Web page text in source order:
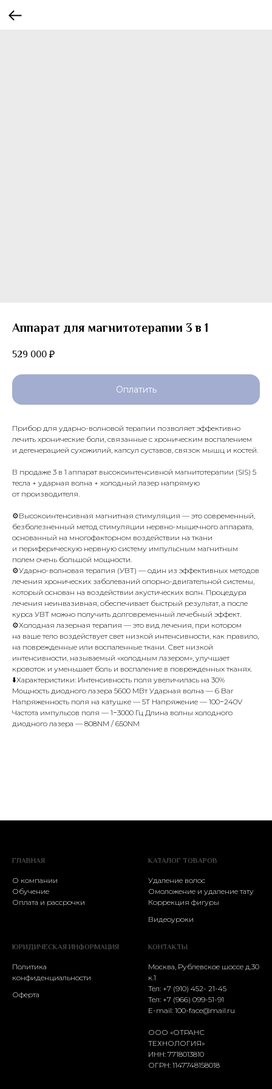
Аппарат для магнитотерапии 3 в 1
529 000₽
Оплатить
Прибор для ударно-волновой терапии позволяет эффективно
лечить хронические боли, связанные с хроническим воспалением
и дегенерацией сухожилий, капсул суставов, связок мышц и костей.
В продаже 3 в 1 аппарат высокоинтенсивной магнитотерапии (SIS) 5
тесла + ударная волна + холодный лазер напрямую
от производителя.
⚙️Высокоинтенсивная магнитная стимуляция — это современный,
безболезненный метод стимуляции нервно-мышечного аппарата,
основанный на многофакторном воздействии на ткани
и периферическую нервную систему импульсным магнитным
полем очень большой мощности.
⚙️Ударно-волновая терапия (УВТ) — один из эффективных методов
лечения хронических заболеваний опорно-двигательной системы,
который основан на воздействии акустических волн. Процедура
лечения неинвазивная, обеспечивает быстрый результат, а после
курса УВТ можно получить долговременный лечебный эффект.
⚙️Холодная лазерная терапия — это вид лечения, при котором
на ваше тело воздействует свет низкой интенсивности, как правило,
на поврежденные или воспаленные ткани. Свет низкой
интенсивности, называемый «холодным лазером», улучшает
кровоток и уменьшает боль и воспаление в поврежденных тканях.
⬇️Характеристики: Интенсивность поля увеличилась на 30%
Мощность диодного лазера 5600 МВт Ударная волна — 6 Bar
Напряженность поля на катушке — 5T Напряжение — 100−240V
Частота импульсов поля — 1−3000 Гц Длина волны холодного
диодного лазера — 808NM / 650NM
ГЛАВНАЯ
О компании
Обучение
Оплата и рассрочки
КАТАЛОГ ТОВАРОВ
Удаление волос
Омоложение и удаление тату
Коррекция фигуры
Видеоуроки
ЮРИДИЧЕСКАЯ ИНФОРМАЦИЯ
Политика
конфиденциальности
Оферта
КОНТАКТЫ
Москва, Рублевское шоссе д.30
к.1
Тел: +7 (910) 452- 21-45
Тел: +7 (966) 099-51-91
E-mail: 100-face@mail.ru
ООО «ОТРАНС
ТЕХНОЛОГИЯ»
ИНН: 7718013810
ОГРН: 1147748158018